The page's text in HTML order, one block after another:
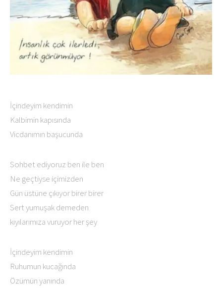
İçindeyim kendimin
Kalbimin kapısında
Vicdanımın başucunda
Sohbet ediyoruz ben ile ben
Ne geçtiyse içimizden
Gün üstüne çıkıyor birer birer
Sert yumuşak demeden
kıyılarımıza vuruyor her şey
İçindeyim kendimin
Ruhumun kucağında
Özümün yanında